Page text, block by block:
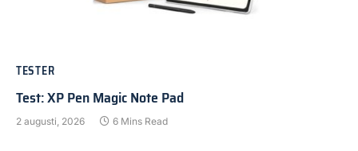
TESTER
Test: XP Pen Magic Note Pad
2 augusti, 2026 6 Mins Read